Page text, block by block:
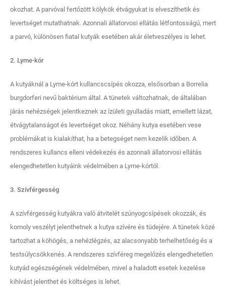
okozhat. A parvóval fertőzött kölykök étvágyukat is elveszíthetik és
levertséget mutathatnak. Azonnali állatorvosi ellátás létfontosságú, mert
a parvó, különösen fiatal kutyák esetében akár életveszélyes is lehet.
2. Lyme-kór
A kutyáknál a Lyme-kórt kullancscsípés okozza, elsősorban a Borrelia
burgdorferi nevű baktérium által. A tünetek változhatnak, de általában
járás nehézségek jelentkeznek az ízületi gyulladás miatt, emellett lázat,
étvágytalanságot és levertséget okoz. Néhány kutya esetében vese
problémákat is kialakíthat, ha a betegséget nem kezelik időben. A
rendszeres kullancs elleni védekezés és azonnali állatorvosi ellátás
elengedhetetlen kutyáink védelmében a Lyme-kórtól.
3. Szívférgesség
A szívférgesség kutyákra való átvitelét szúnyogcsípések okozzák, és
komoly veszélyt jelenthetnek a kutya szívére és tüdejére. A tünetek közé
tartozhat a köhögés, a nehézlégzés, az alacsonyabb terhelhetőség és a
testsúlycsökkenés. A rendszeres szívféreg megelőzés elengedhetetlen
kutyád egészségének védelmében, mivel a haladott esetek kezelése
kihívást jelenthet és költséges is lehet.